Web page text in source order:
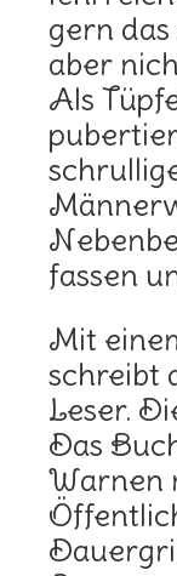
gern
aber
Als
fassen
Mit
schreibt
Leser.
Das
Warnen